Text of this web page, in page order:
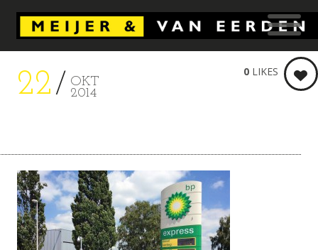
22
OKT
2014
0 LIKES